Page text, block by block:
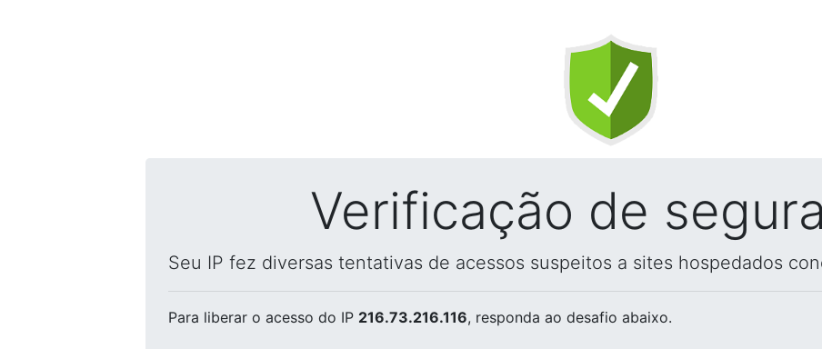
Verificação de
Seu IP fez diversas tentativas de acessos suspeitos a sites hospedados
Para liberar o acesso do IP 216.73.216.116, responda ao desafio abaixo.